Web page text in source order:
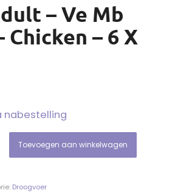
– Ve Mb
Chicken – 6 X
nabestelling
Toevoegen aan winkelwagen
Droogvoer